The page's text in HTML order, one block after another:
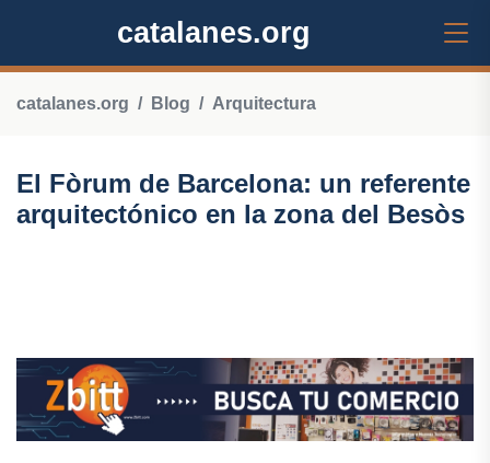
catalanes.org
catalanes.org Blog Arquitectura
El Fòrum de Barcelona: un referente
arquitectónico en la zona del Besòs